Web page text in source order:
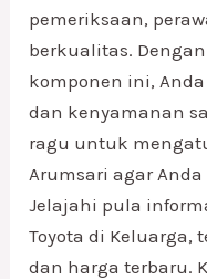
pemeriksaan,
berkualitas.
komponen ini,
dan kenyamanan
ragu untuk
Arumsari agar
Jelajahi pula
Toyota di Keluarga,
dan harga terbaru.